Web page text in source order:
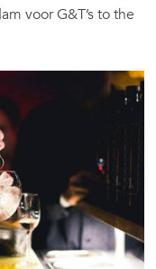
voor G&T’s to the